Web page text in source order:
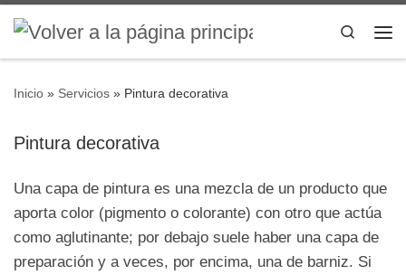
Saltar al contenido
Search
Inicio » Servicios » Pintura decorativa
Pintura decorativa
Una capa de pintura es una mezcla de un producto que
aporta color (pigmento o colorante) con otro que actúa
como aglutinante; por debajo suele haber una capa de
preparación y a veces, por encima, una de barniz. Si